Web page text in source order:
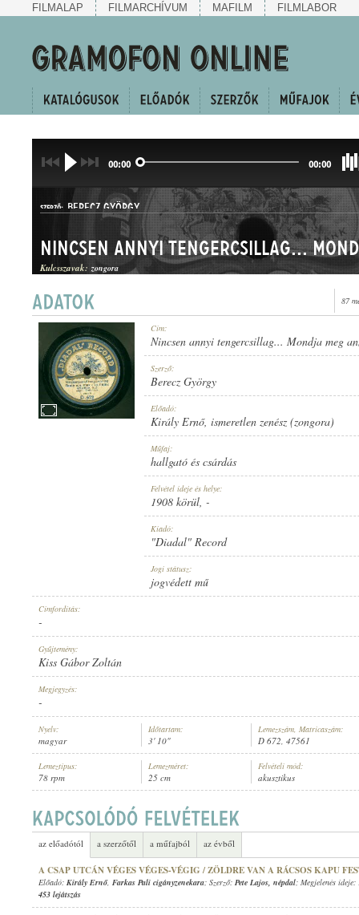
FILMALAP FILMARCHÍVUM MAFILM FILMLABOR
00:00 00:00
KIRÁLY ERNŐ ,ISMERETLEN ZENÉSZ (ZONGORA)
SZERZŐ: BERECZ GYÖRGY
HALLGATÓ ÉS CSÁRDÁS
1908 KÖRÜL
LEMEZSZÁM:
Kulcsszavak: zongora
87
Cím:
Nincsen annyi tengercsillag... Mondja meg
Szerző:
Berecz György
Előadó:
Király Ernő, ismeretlen zenész (zongora)
Műfaj:
hallgató és csárdás
Felvétel ideje és helye:
1908 körül, -
Kiadó:
"Diadal" Record
Jogi státusz:
jogvédett mű
Címfordítás:
-
Gyűjtemény:
Kiss Gábor Zoltán
Megjegyzés:
-
Nyelv:
magyar
Időtartam:
3' 10"
Lemezszám, Matricaszám:
D 672, 47561
Lemeztípus:
78 rpm
Lemezméret:
25 cm
Felvételi mód:
akusztikus
az előadótól a szerzőtől a műfajból az évből
A CSAP UTCÁN VÉGES VÉGES-VÉGIG / ZÖLDRE VAN A RÁCSOS KAPU
Előadó: Király Ernő, Farkas Pali cigányzenekara; Szerző: Pete Lajos, népdal; Megjelenés ideje:
453 lejátszás